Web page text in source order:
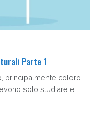
Parte 1
principalmente coloro
solo studiare e